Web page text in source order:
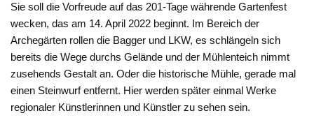
Sie soll die Vorfreude auf das 201-Tage währende Gartenfest
wecken, das am 14. April 2022 beginnt. Im Bereich der
Archegärten rollen die Bagger und LKW, es schlängeln sich
bereits die Wege durchs Gelände und der Mühlenteich nimmt
zusehends Gestalt an. Oder die historische Mühle, gerade mal
einen Steinwurf entfernt. Hier werden später einmal Werke
regionaler Künstlerinnen und Künstler zu sehen sein.